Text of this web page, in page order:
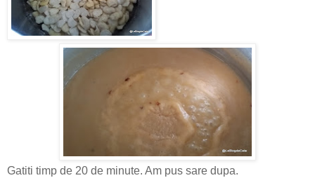
Gatiti timp de 20 de minute. Am pus sare dupa.